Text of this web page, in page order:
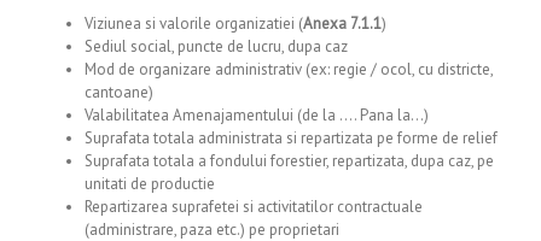
Viziunea si valorile organizatiei (Anexa 7.1.1)
Sediul social, puncte de lucru, dupa caz
Mod de organizare administrativ (ex: regie / ocol, cu districte,
cantoane)
Valabilitatea Amenajamentului (de la …. Pana la…)
Suprafata totala administrata si repartizata pe forme de relief
Suprafata totala a fondului forestier, repartizata, dupa caz, pe
unitati de productie
Repartizarea suprafetei si activitatilor contractuale
(administrare, paza etc.) pe proprietari